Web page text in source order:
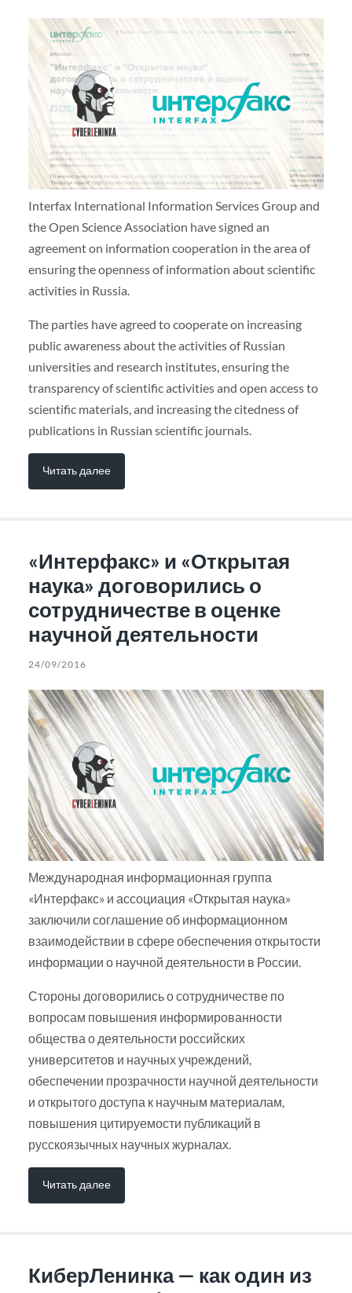
Interfax International Information Services Group and
the Open Science Association have signed an
agreement on information cooperation in the area of
ensuring the openness of information about scientific
activities in Russia.
The parties have agreed to cooperate on increasing
public awareness about the activities of Russian
universities and research institutes, ensuring the
transparency of scientific activities and open access to
scientific materials, and increasing the citedness of
publications in Russian scientific journals.
Читать далее
«Интерфакс» и «Открытая
наука» договорились о
сотрудничестве в оценке
научной деятельности
24/09/2016
Международная информационная группа
«Интерфакс» и ассоциация «Открытая наука»
заключили соглашение об информационном
взаимодействии в сфере обеспечения открытости
информации о научной деятельности в России.
Стороны договорились о сотрудничестве по
вопросам повышения информированности
общества о деятельности российских
университетов и научных учреждений,
обеспечении прозрачности научной деятельности
и открытого доступа к научным материалам,
повышения цитируемости публикаций в
русскоязычных научных журналах.
Читать далее
КиберЛенинка — как один из